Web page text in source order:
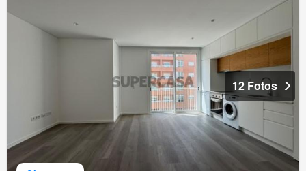
12 Fotos